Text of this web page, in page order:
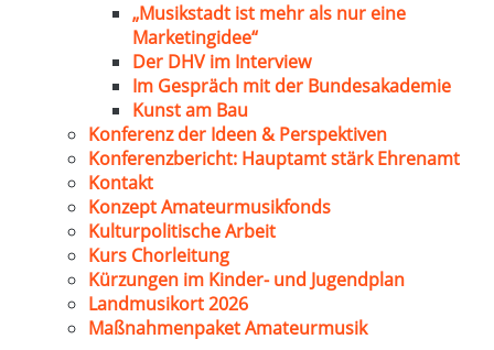
„Musikstadt ist mehr als nur eine
Marketingidee“
Der DHV im Interview
Im Gespräch mit der Bundesakademie
Kunst am Bau
Konferenz der Ideen & Perspektiven
Konferenzbericht: Hauptamt stärk Ehrenamt
Kontakt
Konzept Amateurmusikfonds
Kulturpolitische Arbeit
Kurs Chorleitung
Kürzungen im Kinder- und Jugendplan
Landmusikort 2026
Maßnahmenpaket Amateurmusik